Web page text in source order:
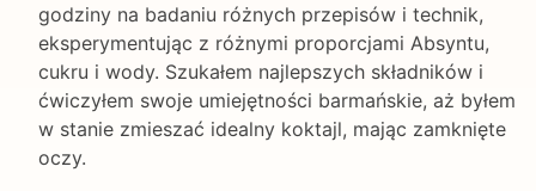
godziny na badaniu różnych przepisów i technik,
eksperymentując z różnymi proporcjami Absyntu,
cukru i wody. Szukałem najlepszych składników i
ćwiczyłem swoje umiejętności barmańskie, aż byłem
w stanie zmieszać idealny koktajl, mając zamknięte
oczy.